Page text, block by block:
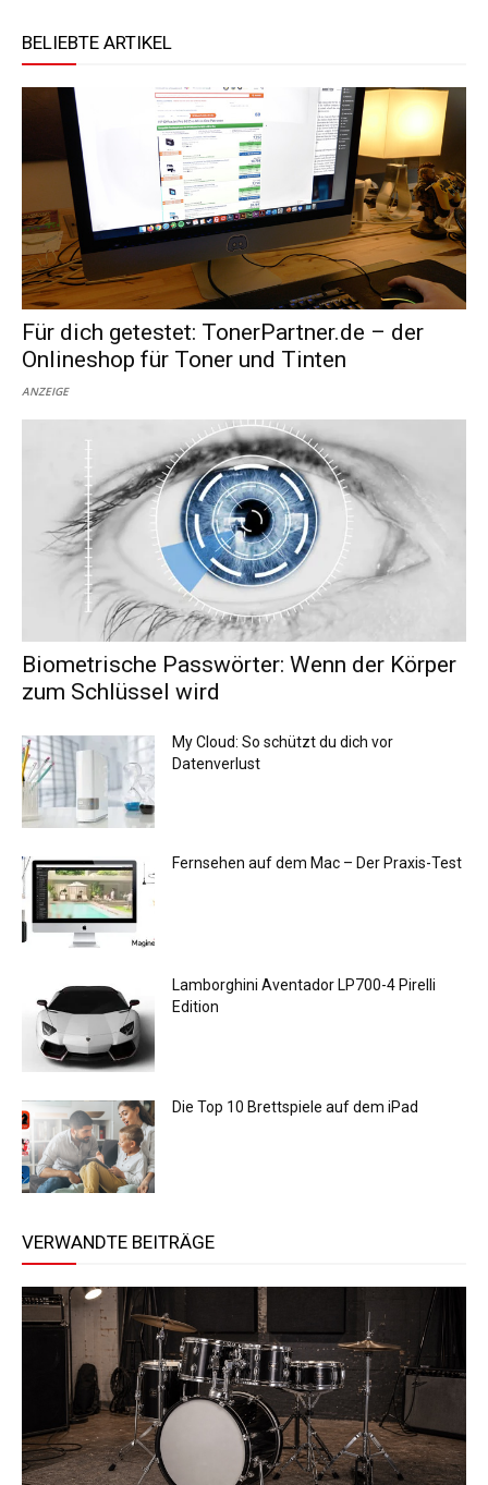
BELIEBTE ARTIKEL
Für dich getestet: TonerPartner.de – der
Onlineshop für Toner und Tinten
ANZEIGE
Biometrische Passwörter: Wenn der Körper
zum Schlüssel wird
My Cloud: So schützt du dich vor
Datenverlust
Fernsehen auf dem Mac – Der Praxis-Test
Lamborghini Aventador LP700-4 Pirelli
Edition
Die Top 10 Brettspiele auf dem iPad
VERWANDTE BEITRÄGE